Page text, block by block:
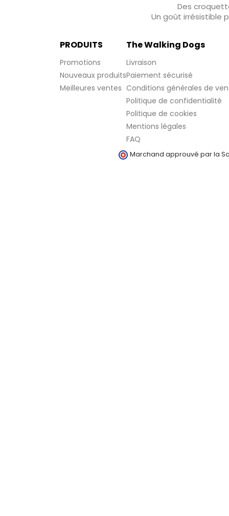
Des
Un goût irrésistible
PRODUITS
Promotions
Nouveaux produits
Meilleures ventes
The Walking Dogs
Livraison
Paiement sécurisé
Conditions générales de
Politique de confidentialité
Politique de cookies
Mentions légales
FAQ
Marchand approuvé par la